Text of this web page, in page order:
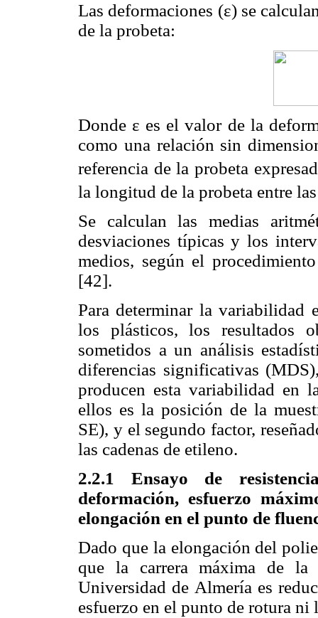
Las deformaciones (ε) se
de la probeta:
Donde ε es el valor de la
como una relación sin
referencia de la probeta
la longitud de la probeta entre
Se calculan las medias
desviaciones típicas y los
medios, según el
[42].
Para determinar la variabilidad
los plásticos, los resultados
sometidos a un análisis
diferencias significativas
producen esta variabilidad en
ellos es la posición de la
SE), y el segundo factor,
las cadenas de etileno.
2.2.1 Ensayo de
deformación, esfuerzo
elongación en el punto de
Dado que la elongación del
que la carrera máxima de la
Universidad de Almería es
esfuerzo en el punto de rotura